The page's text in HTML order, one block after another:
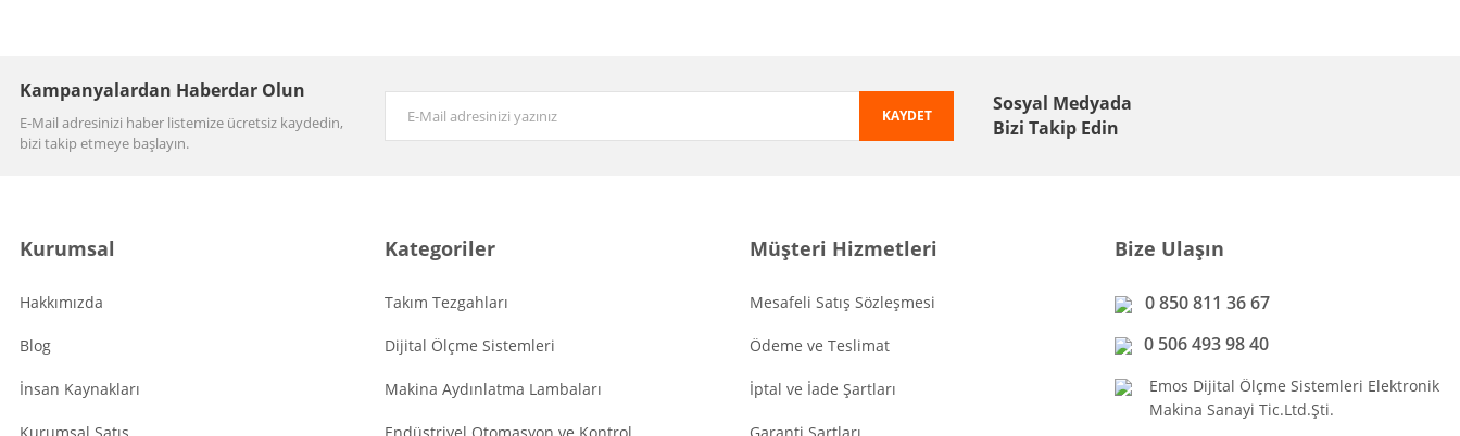
Kampanyalardan Haberdar Olun
E-Mail adresinizi haber listemize ücretsiz kaydedin,
bizi takip etmeye başlayın.
KAYDET
Sosyal Medyada
Bizi Takip Edin
Kurumsal
Hakkımızda
Blog
İnsan Kaynakları
Kategoriler
Takım Tezgahları
Dijital Ölçme Sistemleri
Makina Aydınlatma Lambaları
Müşteri Hizmetleri
Mesafeli Satış Sözleşmesi
Ödeme ve Teslimat
İptal ve İade Şartları
Bize Ulaşın
0 850 811 36 67
0 506 493 98 40
Emos Dijital Ölçme Sistemleri Elektronik
Makina Sanayi Tic.Ltd.Şti.